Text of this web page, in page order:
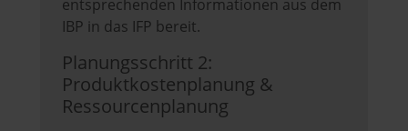
entsprechenden Informationen aus dem
IBP in das IFP bereit.
Planungsschritt 2:
Produktkostenplanung &
Ressourcenplanung